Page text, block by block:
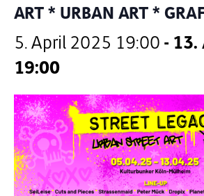
ART * URBAN ART *
5. April 2025 19:00 - 13.
19:00